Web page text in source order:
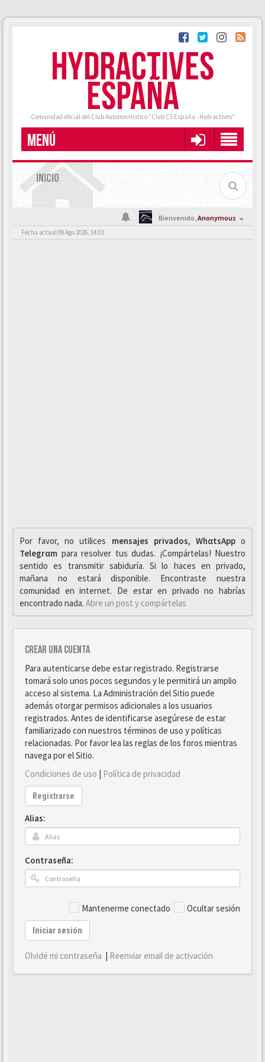
HYDRACTIVES
ESPAÑA
Comunidad oficial del Club Automovilístico "Club C5 España - Hydractives"
MENÚ
INICIO
Bienvenido,Anonymous
Fecha actual 09 Ago 2026, 14:03
Por favor, no utilices mensajes privados, WhαtsAppo
Telegrαm para resolver tus dudas. ¡Compártelas! Nuestro
sentido es transmitir sabiduría. Si lo haces en privado,
mañana no estará disponible. Encontraste nuestra
comunidad en internet. De estar en privado no habrías
encontrado nada. Abre un post y compártelas
Crear una cuenta
Para autenticarse debe estar registrado. Registrarse
tomará solo unos pocos segundos y le permitirá un amplio
acceso al sistema. La Administración del Sitio puede
además otorgar permisos adicionales a los usuarios
registrados. Antes de identificarse asegúrese de estar
familiarizado con nuestros términos de uso y políticas
relacionadas. Por favor lea las reglas de los foros mientras
navega por el Sitio.
Condiciones de uso | Política de privacidad
Registrarse
Alias:
Contraseña:
Mantenerme conectado Ocultar sesión
Iniciar sesión
Olvidé mi contraseña | Reenviar email de activación